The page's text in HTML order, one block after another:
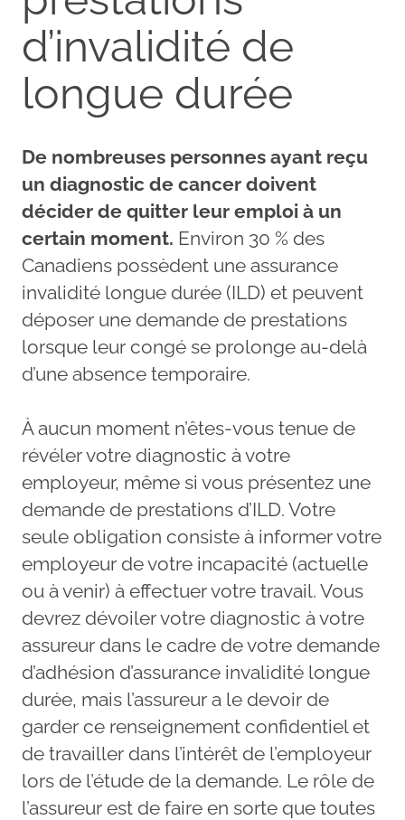
d’invalidité de
longue durée
De nombreuses personnes ayant reçu
un diagnostic de cancer doivent
décider de quitter leur emploi à un
certain moment. Environ 30 % des
Canadiens possèdent une assurance
invalidité longue durée (ILD) et peuvent
déposer une demande de prestations
lorsque leur congé se prolonge au-delà
d’une absence temporaire.
À aucun moment n’êtes-vous tenue de
révéler votre diagnostic à votre
employeur, même si vous présentez une
demande de prestations d’ILD. Votre
seule obligation consiste à informer votre
employeur de votre incapacité (actuelle
ou à venir) à effectuer votre travail. Vous
devrez dévoiler votre diagnostic à votre
assureur dans le cadre de votre demande
d’adhésion d’assurance invalidité longue
durée, mais l’assureur a le devoir de
garder ce renseignement confidentiel et
de travailler dans l’intérêt de l’employeur
lors de l’étude de la demande. Le rôle de
l’assureur est de faire en sorte que toutes